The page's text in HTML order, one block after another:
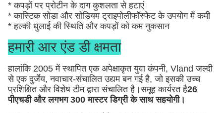
* कपड़ों पर प्रोटीन के दाग कुशलता से हटाएं
* कास्टिक सोडा और सोडियम ट्राइपोलीफॉस्फेट के उपयोग में कमी
* हल्की धुलाई की स्थिति और कपड़ों को कम नुकसान
हमारी आर एंड डी क्षमता
हालांकि 2005 में स्थापित एक अपेक्षाकृत युवा कंपनी, Vland जल्दी
से एक दुर्जेय, नवाचार-संचालित उद्यम बन गई है, जो इसकी उच्च
प्रशिक्षित और विशेष टीम द्वारा संचालित है।समूह कार्यरत है26
पीएचडी और लगभग 300 मास्टर डिग्री के साथ सहयोगी।